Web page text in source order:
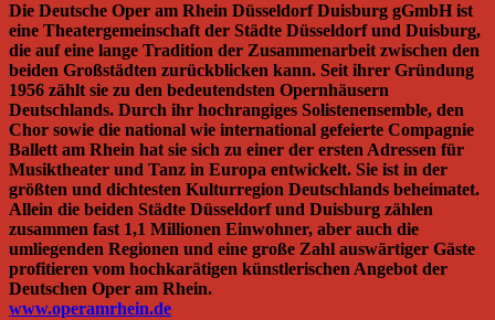
Die Deutsche Oper am Rhein Düsseldorf Duisburg gGmbH ist
eine Theatergemeinschaft der Städte Düsseldorf und Duisburg,
die auf eine lange Tradition der Zusammenarbeit zwischen den
beiden Großstädten zurückblicken kann. Seit ihrer Gründung
1956 zählt sie zu den bedeutendsten Opernhäusern
Deutschlands. Durch ihr hochrangiges Solistenensemble, den
Chor sowie die national wie international gefeierte Compagnie
Ballett am Rhein hat sie sich zu einer der ersten Adressen für
Musiktheater und Tanz in Europa entwickelt. Sie ist in der
größten und dichtesten Kulturregion Deutschlands beheimatet.
Allein die beiden Städte Düsseldorf und Duisburg zählen
zusammen fast 1,1 Millionen Einwohner, aber auch die
umliegenden Regionen und eine große Zahl auswärtiger Gäste
profitieren vom hochkarätigen künstlerischen Angebot der
Deutschen Oper am Rhein.
www.operamrhein.de